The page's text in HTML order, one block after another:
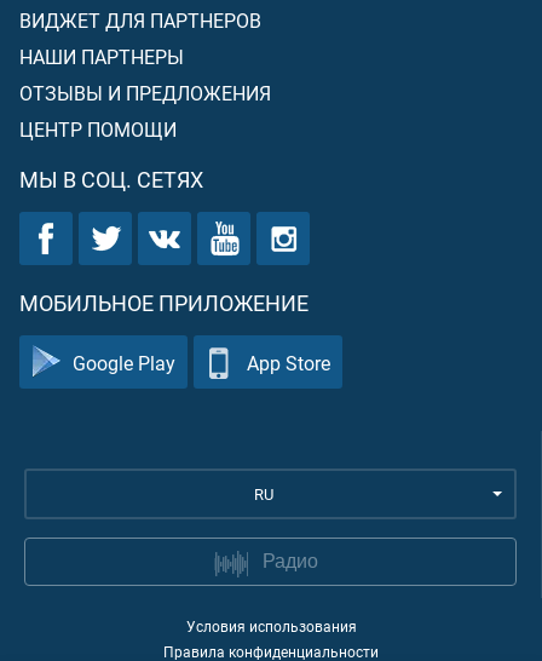
ВИДЖЕТ ДЛЯ ПАРТНЕРОВ
НАШИ ПАРТНЕРЫ
ОТЗЫВЫ И ПРЕДЛОЖЕНИЯ
ЦЕНТР ПОМОЩИ
МЫ В СОЦ. СЕТЯХ
МОБИЛЬНОЕ ПРИЛОЖЕНИЕ
Google Play App Store
RU
Радио
Условия использования
Правила конфиденциальности